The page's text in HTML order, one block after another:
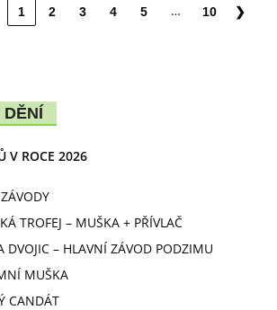
1 2 3 4 5 … 10 ❯
V ROCE 2026
TROFEJ – MUŠKA + PŘÍVLAČ
DVOJIC – HLAVNÍ ZÁVOD PODZIMU
MUŠKA
CANDÁT